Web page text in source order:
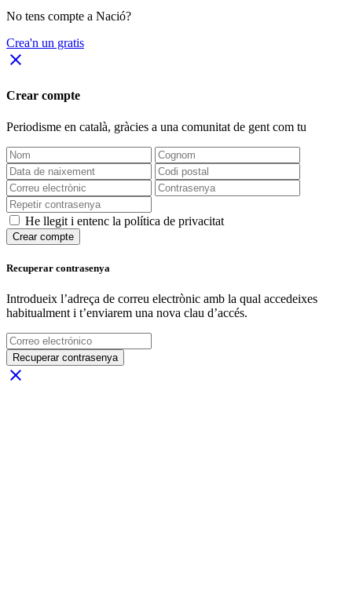
No tens compte a Nació?
Crea'n un gratis
close
Crear compte
Periodisme en català, gràcies a una comunitat de gent com tu
He llegit i entenc la política de privacitat
Crear compte
Recuperar contrasenya
Introdueix l’adreça de correu electrònic amb la qual accedeixes
habitualment i t’enviarem una nova clau d’accés.
Recuperar contrasenya
close